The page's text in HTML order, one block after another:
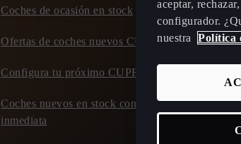
Coches de ocasión en stock
Ofertas de coches nuevos CUPRA
Configura tu próximo CUPRA
Coches nuevos en stock con entrega
inmediata
Carga tu
aceptar,
configurador.
nuestra
Política